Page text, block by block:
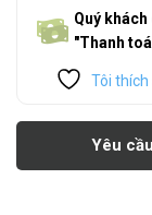
Quý
"Thanh
Tôi
Yêu